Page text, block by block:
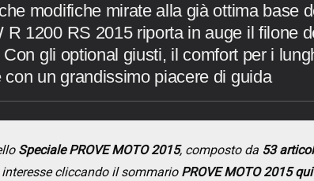
modifiche mirate alla già ottima base
R 1200 RS 2015 riporta in auge il filone
gli optional giusti, il comfort per i
con un grandissimo piacere di guida
Speciale PROVE MOTO 2015, composto da 53
cliccando il sommario PROVE MOTO 2015